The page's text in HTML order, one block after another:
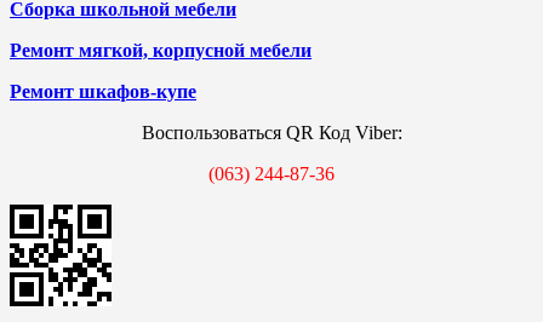
Сборка школьной мебели
Ремонт мягкой, корпусной мебели
Ремонт шкафов-купе
Воспользоваться QR Код Viber:
(063) 244-87-36